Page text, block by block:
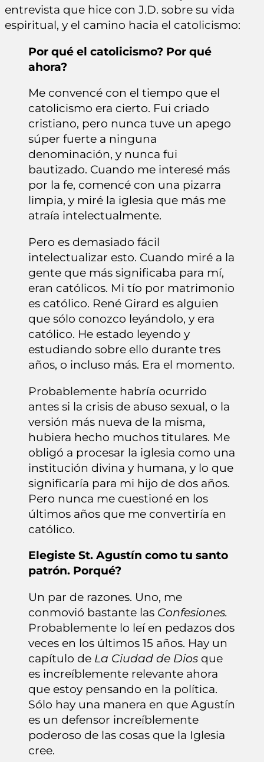
entrevista que hice con J.D. sobre su vida
espiritual, y el camino hacia el catolicismo:
Por qué el catolicismo? Por qué
ahora?
Me convencé con el tiempo que el
catolicismo era cierto. Fui criado
cristiano, pero nunca tuve un apego
súper fuerte a ninguna
denominación, y nunca fui
bautizado. Cuando me interesé más
por la fe, comencé con una pizarra
limpia, y miré la iglesia que más me
atraía intelectualmente.
Pero es demasiado fácil
intelectualizar esto. Cuando miré a la
gente que más significaba para mí,
eran católicos. Mi tío por matrimonio
es católico. René Girard es alguien
que sólo conozco leyándolo, y era
católico. He estado leyendo y
estudiando sobre ello durante tres
años, o incluso más. Era el momento.
Probablemente habría ocurrido
antes si la crisis de abuso sexual, o la
versión más nueva de la misma,
hubiera hecho muchos titulares. Me
obligó a procesar la iglesia como una
institución divina y humana, y lo que
significaría para mi hijo de dos años.
Pero nunca me cuestioné en los
últimos años que me convertiría en
católico.
Elegiste St. Agustín como tu santo
patrón. Porqué?
Un par de razones. Uno, me
conmovió bastante las Confesiones.
Probablemente lo leí en pedazos dos
veces en los últimos 15 años. Hay un
capítulo de La Ciudad de Dios que
es increíblemente relevante ahora
que estoy pensando en la política.
Sólo hay una manera en que Agustín
es un defensor increíblemente
poderoso de las cosas que la Iglesia
cree.